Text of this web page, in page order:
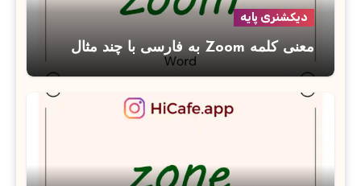
دیکشنری پایه
معنی کلمه Zoom به فارسی با چند مثال